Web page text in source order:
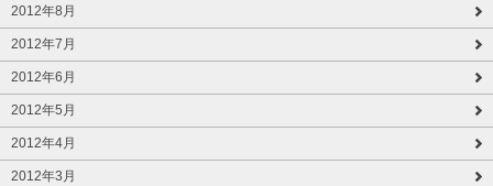
2012年8月
2012年7月
2012年6月
2012年5月
2012年4月
2012年3月